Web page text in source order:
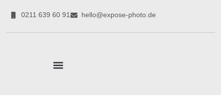
0211 639 60 91 hello@expose-photo.de